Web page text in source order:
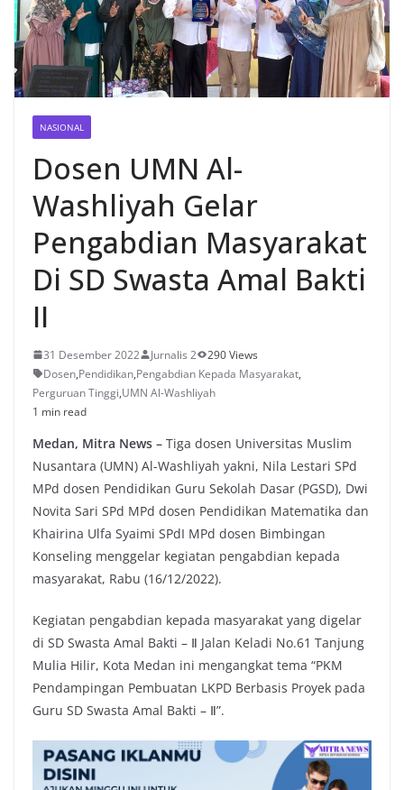
NASIONAL
Dosen UMN Al-
Washliyah Gelar
Pengabdian Masyarakat
Di SD Swasta Amal Bakti
II
31 Desember 2022 Jurnalis 2
290 Views
Dosen,Pendidikan,Pengabdian Kepada Masyarakat,
Perguruan Tinggi,UMN Al-Washliyah
1 min read
Medan, Mitra News – Tiga dosen Universitas Muslim
Nusantara (UMN) Al-Washliyah yakni, Nila Lestari SPd
MPd dosen Pendidikan Guru Sekolah Dasar (PGSD), Dwi
Novita Sari SPd MPd dosen Pendidikan Matematika dan
Khairina Ulfa Syaimi SPdI MPd dosen Bimbingan
Konseling menggelar kegiatan pengabdian kepada
masyarakat, Rabu (16/12/2022).
Kegiatan pengabdian kepada masyarakat yang digelar
di SD Swasta Amal Bakti – Ⅱ Jalan Keladi No.61 Tanjung
Mulia Hilir, Kota Medan ini mengangkat tema “PKM
Pendampingan Pembuatan LKPD Berbasis Proyek pada
Guru SD Swasta Amal Bakti – Ⅱ”.